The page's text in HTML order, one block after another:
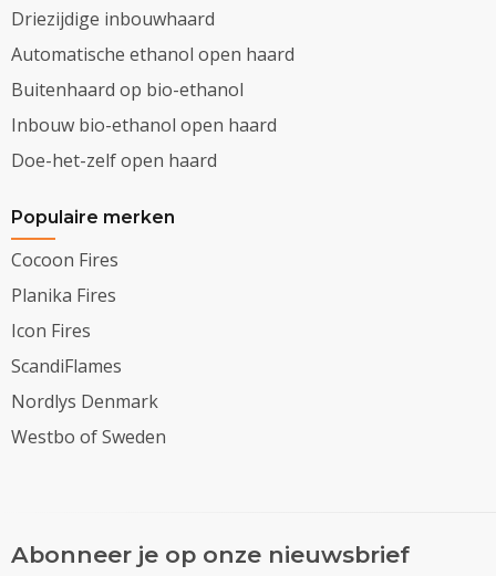
Driezijdige inbouwhaard
Automatische ethanol open haard
Buitenhaard op bio-ethanol
Inbouw bio-ethanol open haard
Doe-het-zelf open haard
Populaire merken
Cocoon Fires
Planika Fires
Icon Fires
ScandiFlames
Nordlys Denmark
Westbo of Sweden
Abonneer je op onze nieuwsbrief